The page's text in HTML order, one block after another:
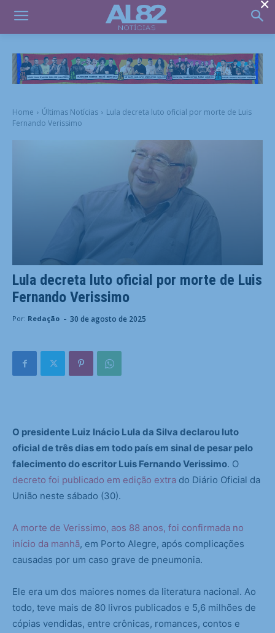
Home Últimas Notícias
Lula decreta luto oficial por morte de Luis
Fernando Verissimo
Lula decreta luto oficial por morte de Luis
Fernando Verissimo
Por: Redação - 30 de agosto de 2025
O presidente Luiz Inácio Lula da Silva declarou luto
oficial de três dias em todo país em sinal de pesar pelo
falecimento do escritor Luis Fernando Verissimo. O
decreto foi publicado em edição extra do Diário Oficial da
União neste sábado (30).
A morte de Verissimo, aos 88 anos, foi confirmada no
início da manhã, em Porto Alegre, após complicações
causadas por um caso grave de pneumonia.
Ele era um dos maiores nomes da literatura nacional. Ao
todo, teve mais de 80 livros publicados e 5,6 milhões de
cópias vendidas, entre crônicas, romances, contos e